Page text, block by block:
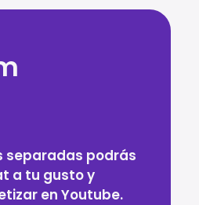
separadas podrás
a tu gusto y
en Youtube.